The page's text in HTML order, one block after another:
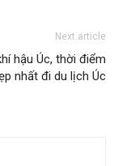
Next article
hậu Úc, thời điểm
nhất đi du lịch Úc